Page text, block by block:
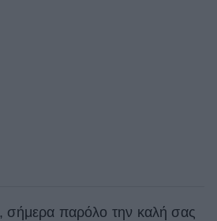
, σήμερα παρόλο την καλή σας